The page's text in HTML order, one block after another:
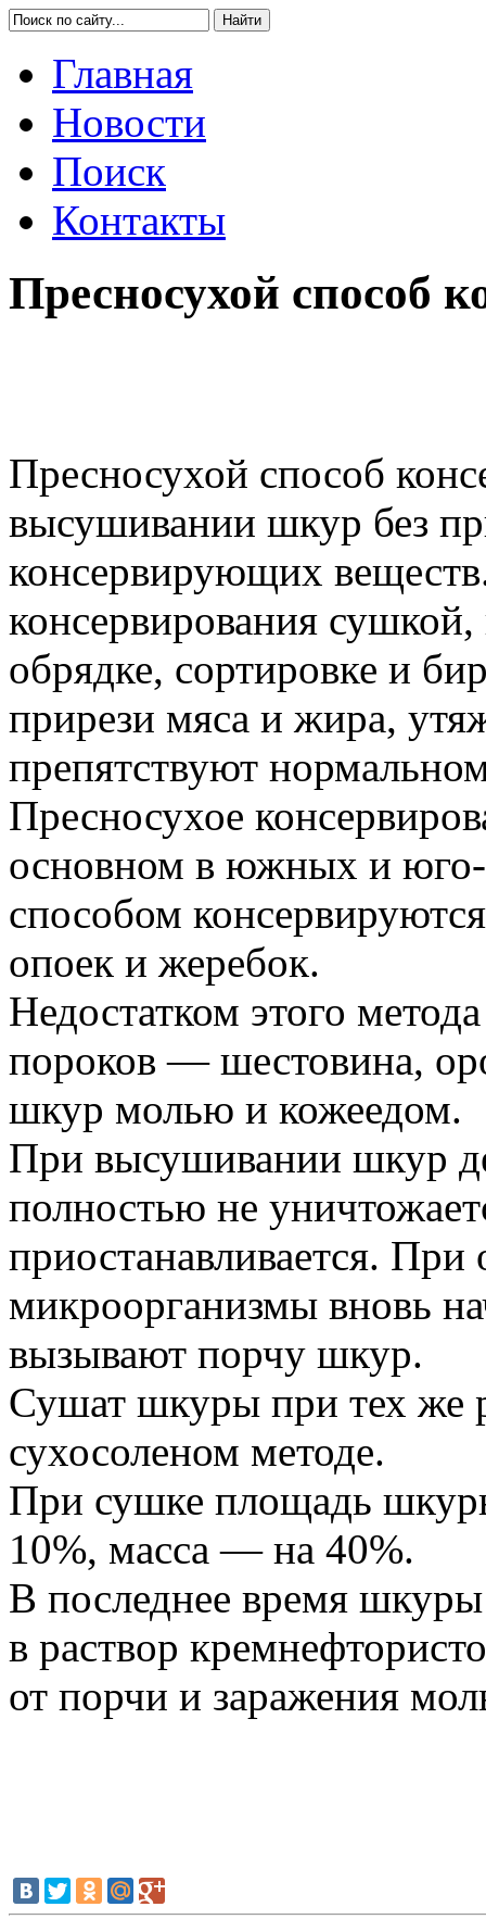
Главная
Новости
Поиск
Контакты
Пресносухой способ
Пресносухой способ
высушивании шкур без
консервирующих
консервирования
обрядке, сортировке и
прирези мяса и жира,
препятствуют
Пресносухое
основном в южных и
способом
опоек и жеребок.
Недостатком этого
пороков — шестовина,
шкур молью и кожеедом.
При высушивании шкур
полностью не
приостанавливается.
микроорганизмы вновь
вызывают порчу шкур.
Сушат шкуры при тех же
сухосоленом методе.
При сушке площадь
10%, масса — на 40%.
В последнее время
в раствор
от порчи и заражения